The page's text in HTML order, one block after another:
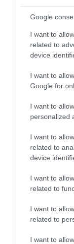
Google
I want to
related to
device
I want to
Google for
I want to
personalized
I want to
related to
device
I want to
related to
I want to
related to
I want to